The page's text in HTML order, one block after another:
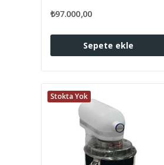
₺97.000,00
Sepete ekle
Stokta Yok